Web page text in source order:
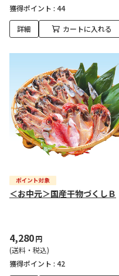
獲得ポイント : 44
詳細 カートに入れる
＜お中元＞国産干物づくしＢ
4,280円
(送料・税込)
獲得ポイント : 42